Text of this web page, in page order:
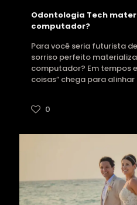
Odontologia Tech
computador?
Para você seria futurista
sorriso perfeito
computador? Em tempos
coisas” chega para alinhar
0